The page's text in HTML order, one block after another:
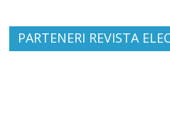
PARTENERI REVISTA